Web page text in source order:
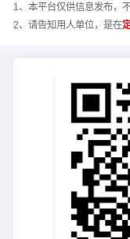
1、本平台仅供信息发布，
2、请告知用人单位，是在